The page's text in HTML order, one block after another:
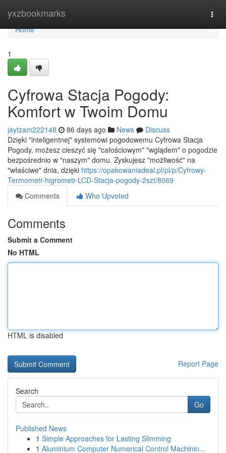
yxzbookmarks
Home
Home
1
Cyfrowa Stacja Pogody:
Komfort w Twoim Domu
jaytzam222148 86 days ago News
Discuss
Dzięki "inteligentnej" systemowi pogodowemu Cyfrowa Stacja
Pogody, możesz cieszyć się "całościowym" "wglądem" o pogodzie
bezpośrednio w "naszym" domu. Zyskujesz "możliwość" na
"właściwe" dnia, dzięki https://opakowaniadeal.pl/pl/p/Cyfrowy-
Termometr-higrometr-LCD-Stacja-pogody-2szt/8069
Comments
Who Upvoted
Comments
Submit a Comment
No HTML
HTML is disabled
Report Page
Search
Go
Published News
1 Simple Approaches for Lasting Slimming
1 Aluminium Computer Numerical Control Machinin...